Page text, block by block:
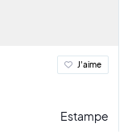
J'aime
Estampe